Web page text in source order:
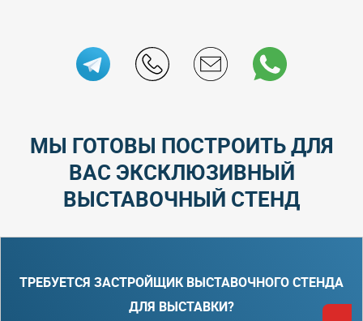
МЫ ГОТОВЫ ПОСТРОИТЬ ДЛЯ
ВАС ЭКСКЛЮЗИВНЫЙ
ВЫСТАВОЧНЫЙ СТЕНД
ТРЕБУЕТСЯ ЗАСТРОЙЩИК ВЫСТАВОЧНОГО СТЕНДА
ДЛЯ ВЫСТАВКИ?